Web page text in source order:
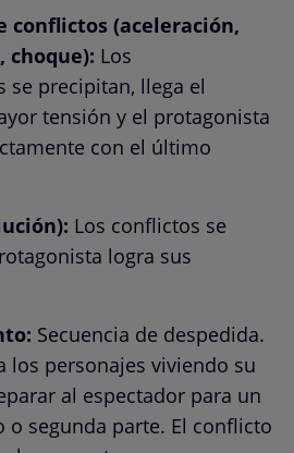
conflictos (aceleración,
choque): Los
se precipitan, llega el
tensión y el protagonista
con el último
Los conflictos se
logra sus
Secuencia de despedida.
los personajes viviendo su
al espectador para un
o segunda parte. El conflicto